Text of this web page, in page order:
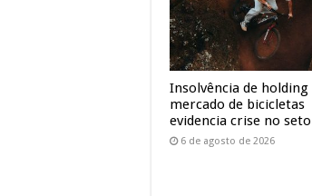
Insolvência de holding
mercado de bicicletas
evidencia crise no
6 de agosto de 2026